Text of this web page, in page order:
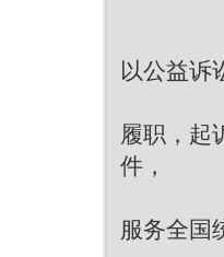
以公益
履职，
件，
服务全国